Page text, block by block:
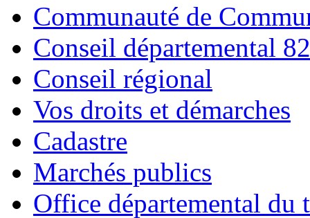
Communauté de
Conseil départemental 82
Conseil régional
Vos droits et démarches
Cadastre
Marchés publics
Office départemental du